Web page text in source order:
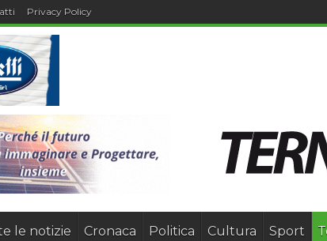
Privacy Policy
le notizie Cronaca Politica Cultura Sport